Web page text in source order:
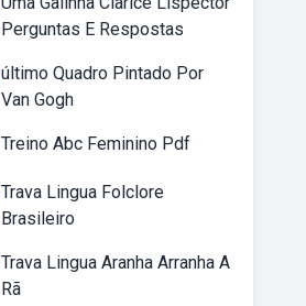
Perguntas E Respostas
último Quadro Pintado Por
Van Gogh
Treino Abc Feminino Pdf
Trava Lingua Folclore
Brasileiro
Trava Lingua Aranha Arranha A
Rã